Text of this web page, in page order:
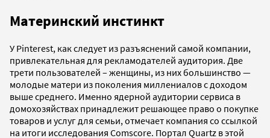
Материнский инстинкт
У Pinterest, как следует из разъяснений самой компании,
привлекательная для рекламодателей аудитория. Две
трети пользователей – женщины, из них большинство —
молодые матери из поколения миллениалов с доходом
выше среднего. Именно ядерной аудитории сервиса в
домохозяйствах принадлежит решающее право о покупке
товаров и услуг для семьи, отмечает компания со ссылкой
на итоги исследования Comscore. Портал Quartz в этой